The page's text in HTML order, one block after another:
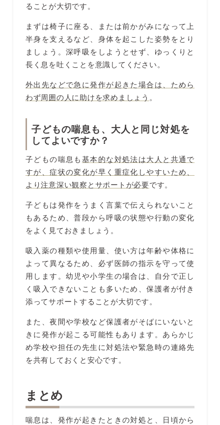
ることが大切です。
まずは椅子に座る、または前かがみになって上
半身を支えるなど、身体を起こした姿勢をとり
ましょう。深呼吸をしようとせず、ゆっくりと
長く息を吐くことを意識してください。
外出先などで急に発作が起きた場合は、ためら
わず周囲の人に助けを求めましょう 。
子どもの喘息も、大人と同じ対処を
してよいですか？
子どもの喘息も基本的な対処法は大人と共通で
すが、症状の変化が早く重症化しやすいため、
より注意深い観察とサポートが必要です。
子どもは発作をうまく言葉で伝えられないこと
もあるため、普段から呼吸の状態や行動の変化
をよく見ておきましょう。
吸入薬の種類や使用量、使い方は年齢や体格に
よって異なるため、必ず医師の指示を守って使
用します。幼児や小学生の場合は、自分で正し
く吸入できないことも多いため、保護者が付き
添ってサポートすることが大切です。
また、夜間や学校など保護者がそばにいないと
きに発作が起こる可能性もあります。あらかじ
め学校や担任の先生に対処法や緊急時の連絡先
を共有しておくと安心です。
まとめ
喘息は、発作が起きたときの対処と、日頃から